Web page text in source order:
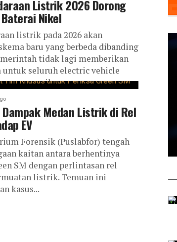
Listrik 2026 Dorong
Nikel
listrik pada 2026 akan
baru yang berbeda dibanding
tidak lagi memberikan
seluruh electric vehicle
menyesuaikan...
Medan Listrik di Rel
EV
Forensik (Puslabfor) tengah
kaitan antara berhentinya
SM dengan perlintasan rel
listrik. Temuan ini
kasus...